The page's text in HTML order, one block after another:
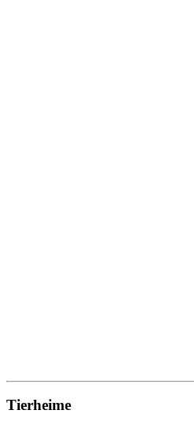
Tierheime